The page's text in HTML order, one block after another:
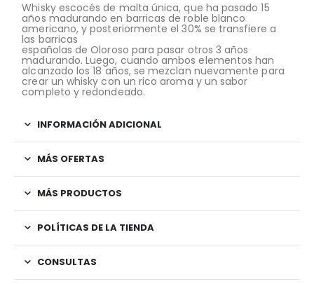
Whisky escocés de malta única, que ha pasado 15
años madurando en barricas de roble blanco
americano, y posteriormente el 30% se transfiere a
las barricas
españolas de Oloroso para pasar otros 3 años
madurando. Luego, cuando ambos elementos han
alcanzado los 18 años, se mezclan nuevamente para
crear un whisky con un rico aroma y un sabor
completo y redondeado.
INFORMACIÓN ADICIONAL
MÁS OFERTAS
MÁS PRODUCTOS
POLÍTICAS DE LA TIENDA
CONSULTAS